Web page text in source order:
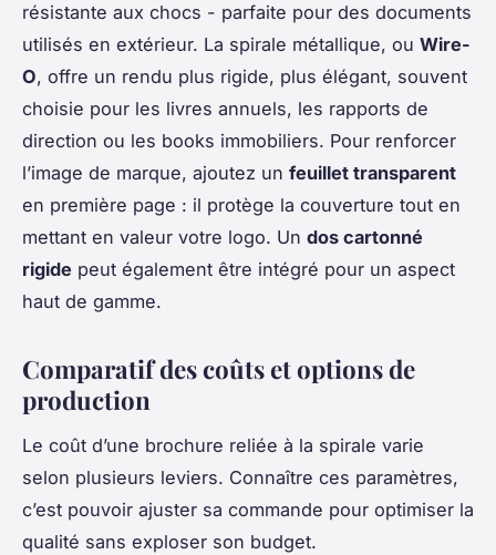
résistante aux chocs - parfaite pour des documents
utilisés en extérieur. La spirale métallique, ou Wire-
O, offre un rendu plus rigide, plus élégant, souvent
choisie pour les livres annuels, les rapports de
direction ou les books immobiliers. Pour renforcer
l’image de marque, ajoutez un feuillet transparent
en première page : il protège la couverture tout en
mettant en valeur votre logo. Un dos cartonné
rigide peut également être intégré pour un aspect
haut de gamme.
Comparatif des coûts et options de
production
Le coût d’une brochure reliée à la spirale varie
selon plusieurs leviers. Connaître ces paramètres,
c’est pouvoir ajuster sa commande pour optimiser la
qualité sans exploser son budget.